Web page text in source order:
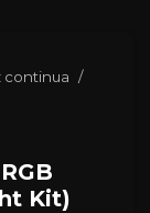
continua
Kit)